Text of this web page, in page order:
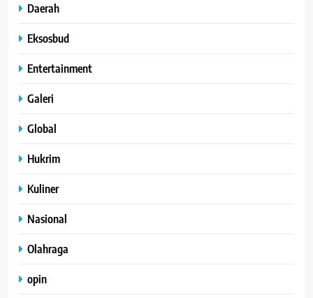
Daerah
Eksosbud
Entertainment
Galeri
Global
Hukrim
Kuliner
Nasional
Olahraga
opin